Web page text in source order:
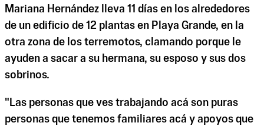
Mariana Hernández lleva 11 días en los alrededores
de un edificio de 12 plantas en Playa Grande, en la
otra zona de los terremotos, clamando porque le
ayuden a sacar a su hermana, su esposo y sus dos
sobrinos.
"Las personas que ves trabajando acá son puras
personas que tenemos familiares acá y apoyos que